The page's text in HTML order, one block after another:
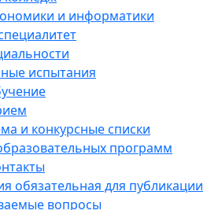
и информатики
испытания
и конкурсные списки
программ
обязательная для публикации
вопросы